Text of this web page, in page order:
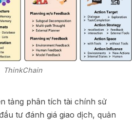
ThinkChain
tảng phân tích tài chính sử
tư đánh giá giao dịch, quản